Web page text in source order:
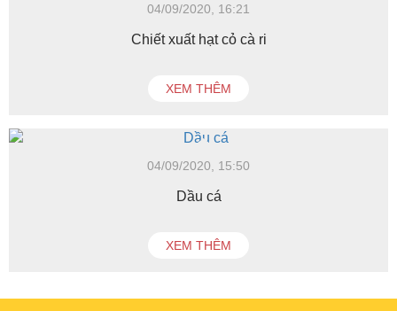
04/09/2020, 16:21
Chiết xuất hạt cỏ cà ri
XEM THÊM
04/09/2020, 15:50
Dầu cá
XEM THÊM